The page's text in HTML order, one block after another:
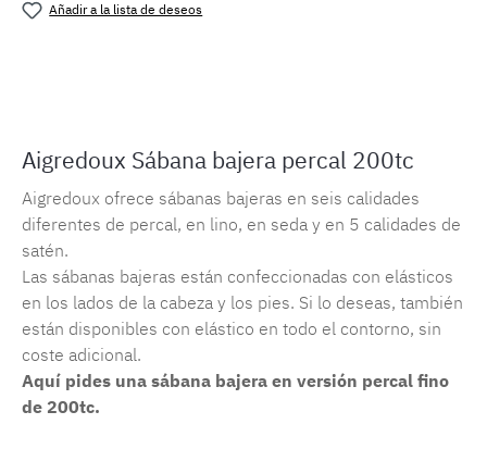
Añadir a la lista de deseos
Aigredoux Sábana bajera percal 200tc
Aigredoux ofrece sábanas bajeras en seis calidades
diferentes de percal, en lino, en seda y en 5 calidades de
satén.
Las sábanas bajeras están confeccionadas con elásticos
en los lados de la cabeza y los pies. Si lo deseas, también
están disponibles con elástico en todo el contorno, sin
coste adicional.
Aquí pides una sábana bajera en versión percal fino
de 200tc.